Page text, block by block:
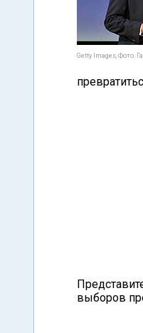
Getty Images, Фото:
выборов